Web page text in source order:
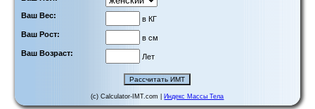
Ваш Вес:
в КГ
Ваш Рост:
в см
Ваш Возраст:
Лет
(c) Calculator-IMT.com | Индекс Массы Тела